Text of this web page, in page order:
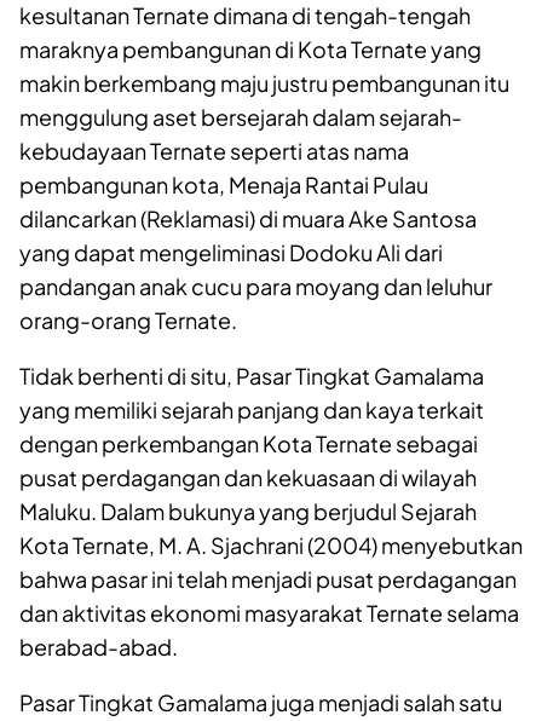
kesultananTernate dimana di tengah-tengah
maraknya pembangunan di Kota Ternate yang
makin berkembang maju justru pembangunan itu
menggulung aset bersejarah dalam sejarah-
kebudayaan Ternate seperti atas nama
pembangunan kota, Menaja Rantai Pulau
dilancarkan (Reklamasi) di muara Ake Santosa
yang dapat mengeliminasi DodokuAli dari
pandangan anak cucu para moyang dan leluhur
orang-orang Ternate.
Tidak berhenti di situ, Pasar Tingkat Gamalama
yang memiliki sejarah panjang dan kaya terkait
dengan perkembangan Kota Ternate sebagai
pusat perdagangan dan kekuasaan di wilayah
Maluku. Dalam bukunya yang berjudul Sejarah
Kota Ternate, M. A. Sjachrani (2004) menyebutkan
bahwa pasar ini telah menjadi pusat perdagangan
dan aktivitas ekonomi masyarakat Ternate selama
berabad-abad.
Pasar Tingkat Gamalama juga menjadi salah satu